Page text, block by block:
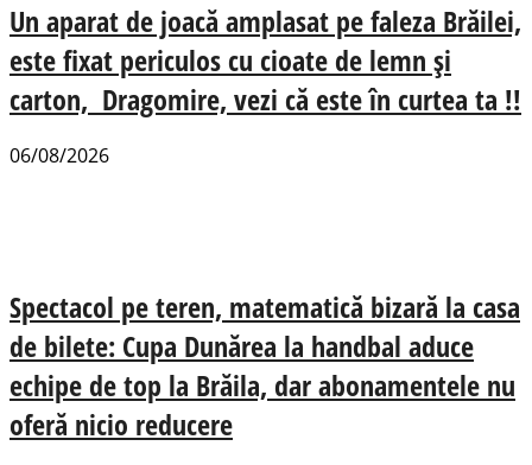
Un aparat de joacă amplasat pe faleza Brăilei,
este fixat periculos cu cioate de lemn și
carton, Dragomire, vezi că este în curtea ta !!
06/08/2026
Spectacol pe teren, matematică bizară la casa
de bilete: Cupa Dunărea la handbal aduce
echipe de top la Brăila, dar abonamentele nu
oferă nicio reducere